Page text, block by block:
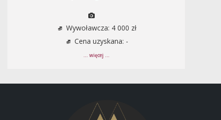
Wywoławcza: 4 000 zł
Cena uzyskana: -
... więcej ...